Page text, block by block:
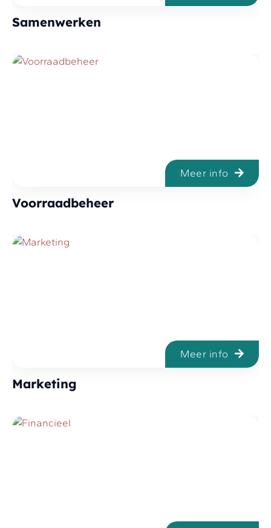
Samenwerken
Meer info
Voorraadbeheer
Meer info
Marketing